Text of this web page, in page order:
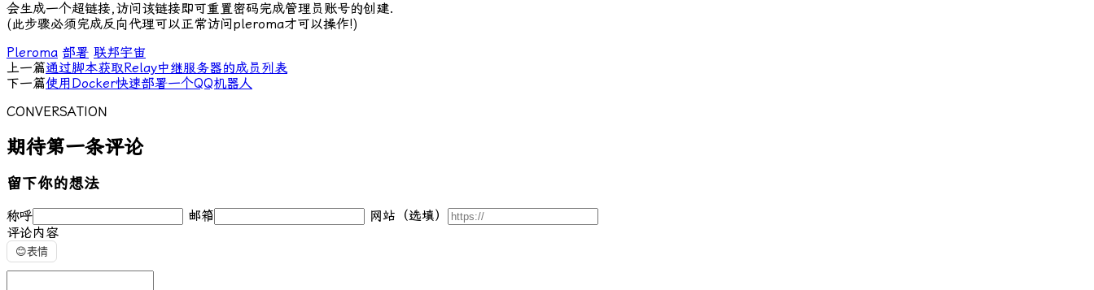
会生成一个超链接,访问该链接即可重置密码完成管理员账号的创建.
(此步骤必须完成反向代理可以正常访问pleroma才可以操作!)
Pleroma 部署 联邦宇宙
上一篇通过脚本获取Relay中继服务器的成员列表
下一篇使用Docker快速部署一个QQ机器人
CONVERSATION
期待第一条评论
留下你的想法
称呼 邮箱
网站（选填）
评论内容
😊表情